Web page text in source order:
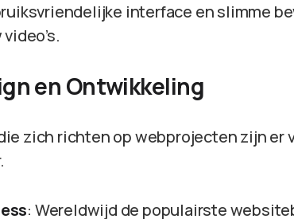
interface en slimme
en Ontwikkeling
zich richten op webprojecten zijn
: Wereldwijd de populairste